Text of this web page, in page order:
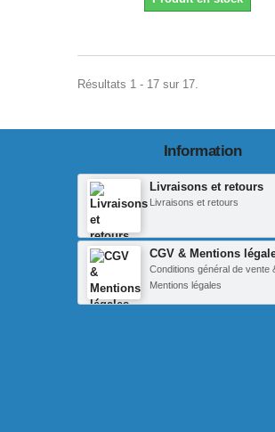
Résultats 1 - 17 sur 17.
Information
Livraisons et retours
Livraisons et retours
CGV & Mentions
Conditions général de vente
Mentions légales